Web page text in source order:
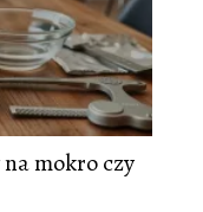
na mokro czy